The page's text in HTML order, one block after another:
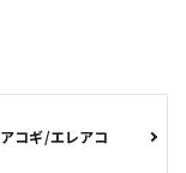
アコギ/エレアコ